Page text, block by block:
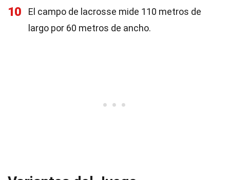
10
El campo de lacrosse mide 110 metros de
largo por 60 metros de ancho.